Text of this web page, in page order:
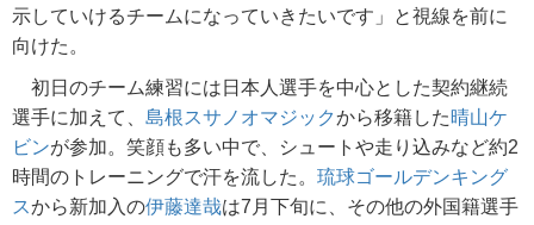
示していけるチームになっていきたいです」と視線を前に
向けた。
初日のチーム練習には日本人選手を中心とした契約継続
選手に加えて、 島根スサノオマジックから移籍した晴山ケ
ビンが参加。笑顔も多い中で、シュートや走り込みなど約2
時間のトレーニングで汗を流した。 琉球ゴールデンキング
スから新加入の伊藤達哉は7月下旬に、その他の外国籍選手